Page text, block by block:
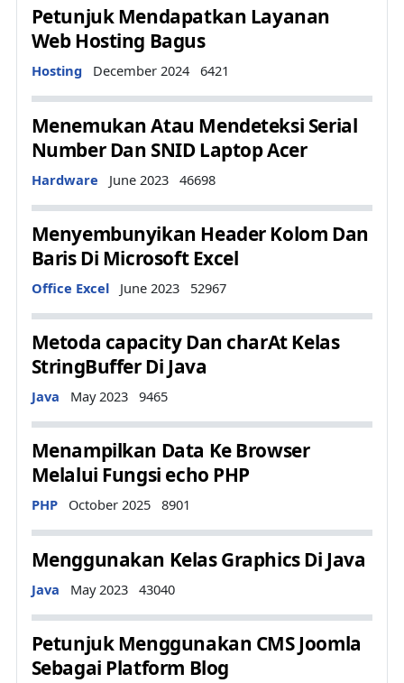
Petunjuk Mendapatkan Layanan
Web Hosting Bagus
Details
Hosting December 2024 6421
Menemukan Atau Mendeteksi Serial
Number Dan SNID Laptop Acer
Details
Hardware June 2023 46698
Menyembunyikan Header Kolom Dan
Baris Di Microsoft Excel
Details
Office Excel June 2023 52967
Metoda capacity Dan charAt Kelas
StringBuffer Di Java
Details
Java May 2023 9465
Menampilkan Data Ke Browser
Melalui Fungsi echo PHP
Details
PHP October 2025 8901
Menggunakan Kelas Graphics Di Java
Details
Java May 2023 43040
Petunjuk Menggunakan CMS Joomla
Sebagai Platform Blog